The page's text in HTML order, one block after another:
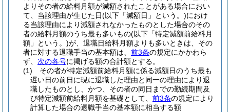
よりその者の給料月額が減額されたことがある場合におい
て、当該理由が生じた日(以下「減額日」という。)におけ
る当該理由により減額されなかったものとした場合のその
者の給料月額のうち最も多いもの(以下「特定減額前給料月
額」という。)が、退職日給料月額よりも多いときは、その
者に対する退職手当の基本額は、 前3条の規定にかかわら
ず、 次の各号に掲げる額の合計額とする。
(1)
その者が特定減額前給料月額に係る減額日のうち最も
遅い日の前日に現に退職した理由と同一の理由により退
職したものとし、かつ、その者の同日までの勤続期間及
び特定減額前給料月額を基礎として、 前3条の規定により
計算した場合の退職手当の基本額に相当する額